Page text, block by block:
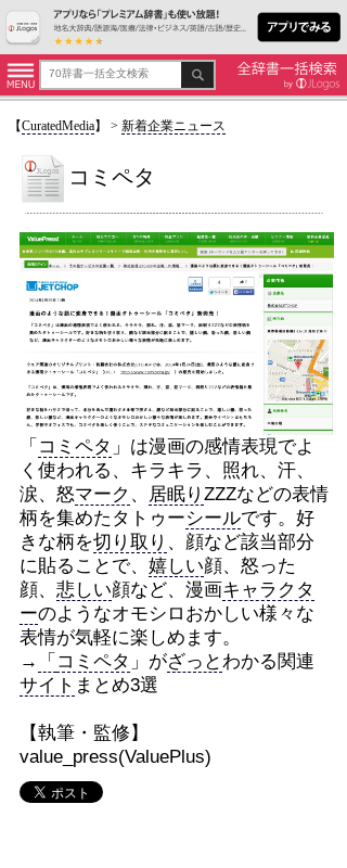
【CuratedMedia】 > 新着企業ニュース
コミペタ
「 コミペタ 」は漫画の感情表現でよ
く使われる、キラキラ、照れ、汗、
涙、怒マーク 、 居眠り ZZZなどの表情
柄を集めたタトゥーシールです。好
きな柄を切り取り 、顔など該当部分
に貼ることで、 嬉しい顔、怒った
顔、 悲しい顔など、漫画キャラクタ
ーのようなオモシロおかしい様々な
表情が気軽に楽しめます。
→
「 コミペタ 」がざっと わかる関連
サイト まとめ3選
【執筆・監修】
value_press(ValuePlus)